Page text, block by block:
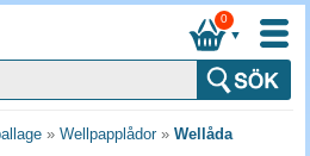
▼
0
» Wellpapplådor» Wellåda